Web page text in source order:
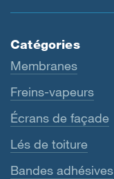
Catégories
Membranes
Freins-vapeurs
Écrans de façade
Lés de toiture
Bandes adhésives